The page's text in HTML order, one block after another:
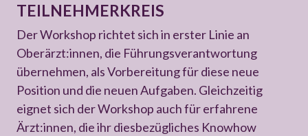
TEILNEHMERKREIS
Der Workshop richtet sich in erster Linie an
Oberärzt:innen, die Führungsverantwortung
übernehmen, als Vorbereitung für diese neue
Position und die neuen Aufgaben. Gleichzeitig
eignet sich der Workshop auch für erfahrene
Ärzt:innen, die ihr diesbezügliches Knowhow